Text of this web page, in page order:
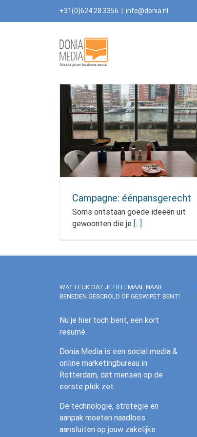
+31(0)624 28 3356 info@donia.nl
Campagne: éénpansgerecht
Soms ontstaan goede ideeën uit
gewoonten die je [...]
WAT LEUK DAT JE HELEMAAL NAAR
BENEDEN GESCROLD OF GESWIPET BENT!
Nu je hier toch bent, een kort
resumé.
Donia Media is een social media &
online marketingbureau in
Rotterdam, dat mensen op de
eerste plek zet.
De technologie, strategie en
aanpak moeten naadloos
aansluiten op jouw zakelijke